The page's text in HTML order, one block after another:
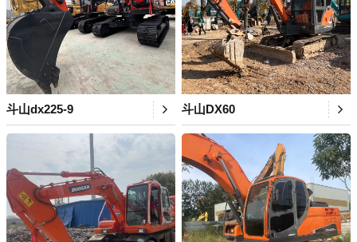
斗山dx225-9 斗山DX60